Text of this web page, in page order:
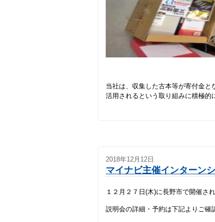
当社は、収集した古本等が寄付金
活用されるという取り組みに積極的
2018年12月12日
マイナビ主催インターン
１２月２７日(木)に長野市で開催さ
説明会の詳細・予約は下記よりご確